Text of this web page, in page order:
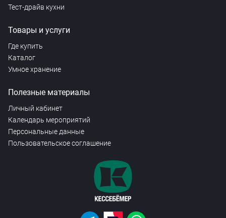
Тест-драйв кухни
Товары и услуги
Где купить
Каталог
Умное хранение
Полезные материалы
Личный кабинет
Календарь мероприятий
Персональные данные
Пользовательское соглашение